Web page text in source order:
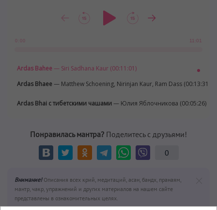
0:00 11:01
Ardas Bahee — Siri Sadhana Kaur (00:11:01)
Ardas Bhaee— Matthew Schoening, Nirinjan Kaur, Ram Dass (00:13:31)
Ardas Bhai с тибетскими чашами— Юлия Яблочникова (00:05:26)
Понравилась мантра? Поделитесь с друзьями!
0
Внимание!Описания всех крий, медитаций, асан, бандх, пранаям,
мантр, чакр, упражнений и других материалов на нашем сайте
представлены в ознакомительных целях.